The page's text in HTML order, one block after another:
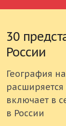
30
России
География
включает в
в России